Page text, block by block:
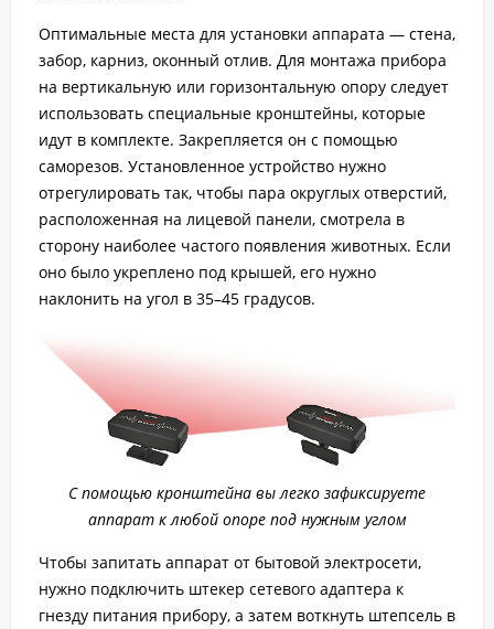
Оптимальные места для установки аппарата — стена,
забор, карниз, оконный отлив. Для монтажа прибора
на вертикальную или горизонтальную опору следует
использовать специальные кронштейны, которые
идут в комплекте. Закрепляется он с помощью
саморезов. Установленное устройство нужно
отрегулировать так, чтобы пара округлых отверстий,
расположенная на лицевой панели, смотрела в
сторону наиболее частого появления животных. Если
оно было укреплено под крышей, его нужно
наклонить на угол в 35–45 градусов.
С помощью кронштейна вы легко зафиксируете
аппарат к любой опоре под нужным углом
Чтобы запитать аппарат от бытовой электросети,
нужно подключить штекер сетевого адаптера к
гнезду питания прибору, а затем воткнуть штепсель в